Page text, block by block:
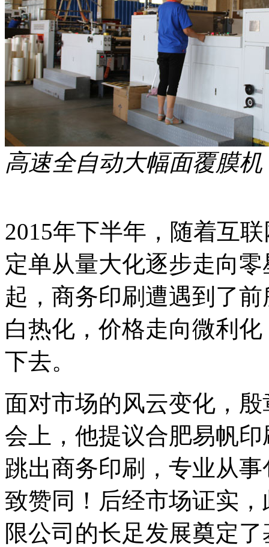
高速全自动大幅面覆膜机
2015年下半年，随着互
定单从量大化逐步走向
起，商务印刷遭遇到了
白热化，价格走向微利
下去。
面对市场的风云变化，
会上，他提议合肥易帆
跳出商务印刷，专业从
致赞同！后经市场证实
限公司的长足发展奠定